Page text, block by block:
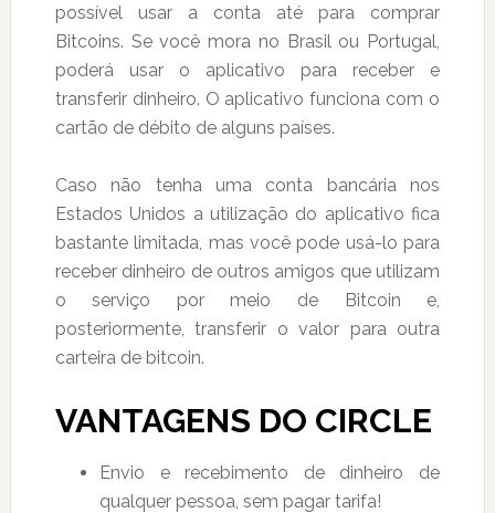
possível usar a conta até para comprar
Bitcoins. Se você mora no Brasil ou Portugal,
poderá usar o aplicativo para receber e
transferir dinheiro. O aplicativo funciona com o
cartão de débito de alguns países.
Caso não tenha uma conta bancária nos
Estados Unidos a utilização do aplicativo fica
bastante limitada, mas você pode usá-lo para
receber dinheiro de outros amigos que utilizam
o serviço por meio de Bitcoin e,
posteriormente, transferir o valor para outra
carteira de bitcoin.
VANTAGENS DO CIRCLE
Envio e recebimento de dinheiro de
qualquer pessoa, sem pagar tarifa!